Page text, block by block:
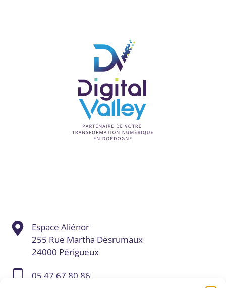
Espace Aliénor
255 Rue Martha Desrumaux
24000 Périgueux
05 47 67 80 86